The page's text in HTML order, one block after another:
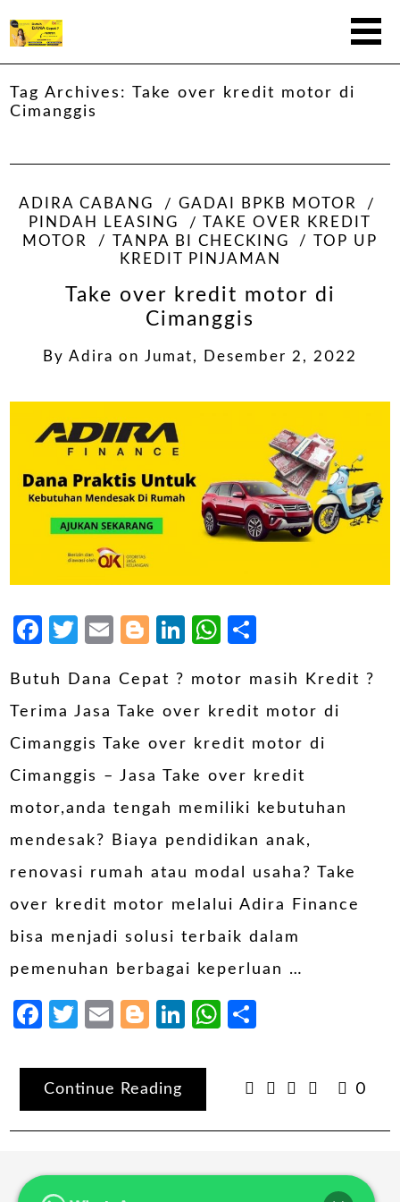
Tag Archives:Take over kredit motor di
Cimanggis
ADIRA CABANG
GADAI BPKB MOTOR
PINDAH LEASING
TAKE OVER KREDIT
MOTOR
TANPA BI CHECKING
TOP UP
KREDIT PINJAMAN
Take over kredit motor di
Cimanggis
By Adira on Jumat, Desember 2, 2022
Facebook
Twitter
EmailBlogger
LinkedIn
WhatsApp
Butuh Dana Cepat ? motor masih Kredit ?
Terima Jasa Take over kredit motor di
Cimanggis Take over kredit motor di
Cimanggis – Jasa Take over kredit
motor,anda tengah memiliki kebutuhan
mendesak? Biaya pendidikan anak,
renovasi rumah atau modal usaha? Take
over kredit motor melalui Adira Finance
bisa menjadi solusi terbaik dalam
pemenuhan berbagai keperluan …
Facebook
Twitter
EmailBlogger
LinkedIn
WhatsApp
Continue Reading 0